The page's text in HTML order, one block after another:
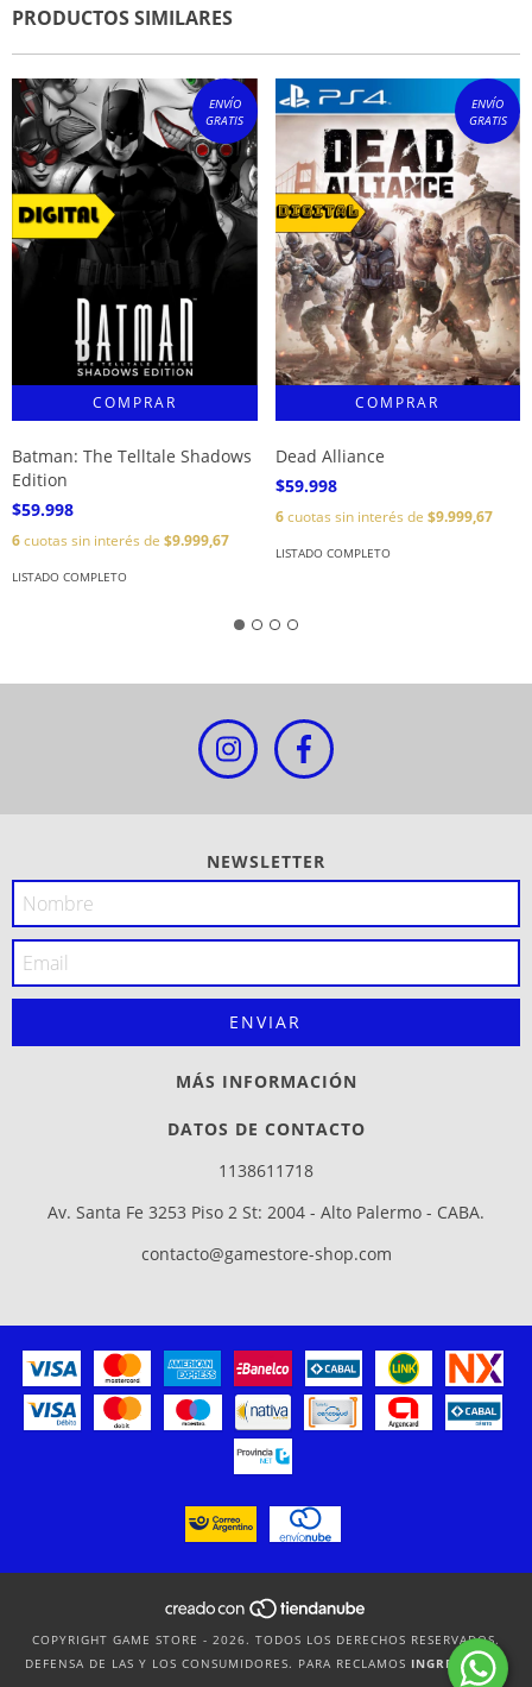
PRODUCTOS SIMILARES
ENVÍO
GRATIS
Batman: The Telltale Shadows
Edition
$59.998
6cuotas sin interés de $9.999,67
LISTADO COMPLETO
ENVÍO
GRATIS
Dead Alliance
$59.998
6cuotas sin interés de $9.999,67
LISTADO COMPLETO
NEWSLETTER
MÁS INFORMACIÓN
DATOS DE CONTACTO
1138611718
Av. Santa Fe 3253 Piso 2 St: 2004 - Alto Palermo - CABA.
contacto@gamestore-shop.com
COPYRIGHT GAME STORE - 2026. TODOS LOS DERECHOS RESERVADOS.
DEFENSA DE LAS Y LOS CONSUMIDORES. PARA RECLAMOS INGRESÁ ACÁ.